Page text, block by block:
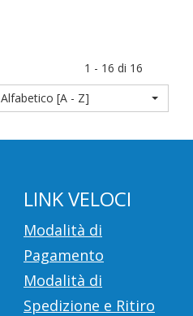
1 - 16 di 16
Alfabetico [A - Z]
LINK VELOCI
Modalità di
Pagamento
Modalità di
Spedizione e Ritiro